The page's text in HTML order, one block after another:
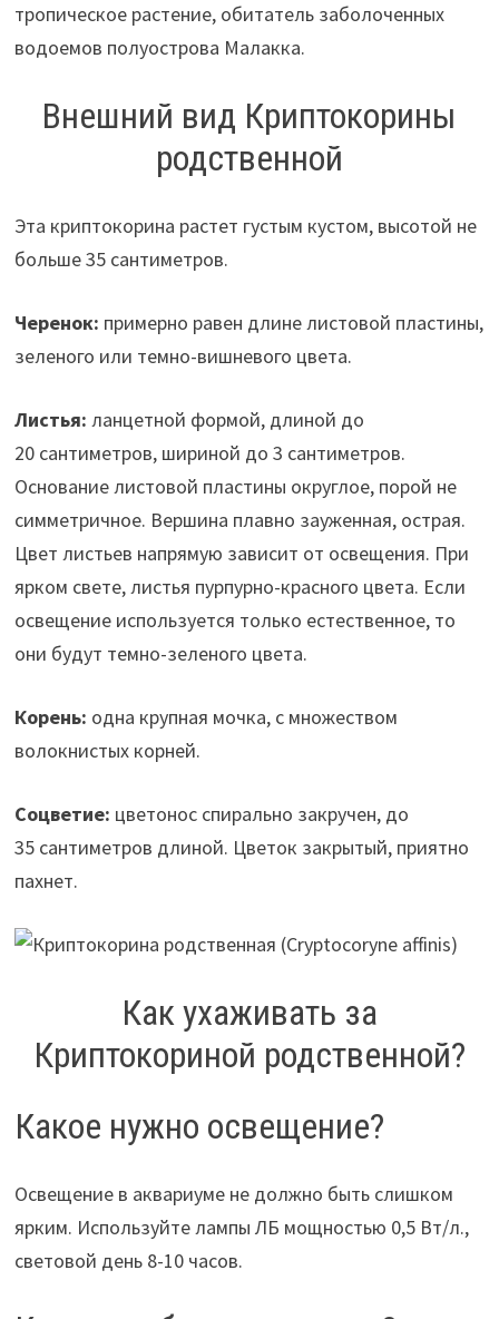
тропическое растение, обитатель заболоченных
водоемов полуострова Малакка.
Внешний вид Криптокорины
родственной
Эта криптокорина растет густым кустом, высотой не
больше 35 сантиметров.
Черенок: примерно равен длине листовой пластины,
зеленого или темно-вишневого цвета.
Листья: ланцетной формой, длиной до
20 сантиметров, шириной до 3 сантиметров.
Основание листовой пластины округлое, порой не
симметричное. Вершина плавно зауженная, острая.
Цвет листьев напрямую зависит от освещения. При
ярком свете, листья пурпурно-красного цвета. Если
освещение используется только естественное, то
они будут темно-зеленого цвета.
Корень: одна крупная мочка, с множеством
волокнистых корней.
Соцветие: цветонос спирально закручен, до
35 сантиметров длиной. Цветок закрытый, приятно
пахнет.
Как ухаживать за
Криптокориной родственной?
Какое нужно освещение?
Освещение в аквариуме не должно быть слишком
ярким. Используйте лампы ЛБ мощностью 0,5 Вт/л.,
световой день 8-10 часов.